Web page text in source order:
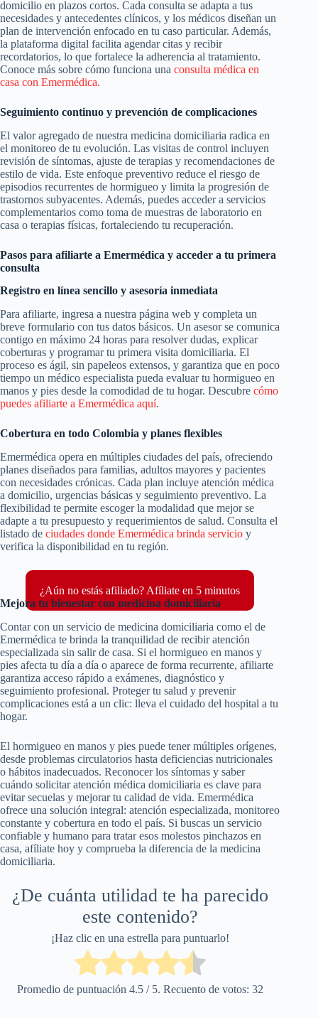
domicilio en plazos cortos. Cada consulta se adapta a tus
necesidades y antecedentes clínicos, y los médicos diseñan un
plan de intervención enfocado en tu caso particular. Además,
la plataforma digital facilita agendar citas y recibir
recordatorios, lo que fortalece la adherencia al tratamiento.
Conoce más sobre cómo funciona una consulta médica en
casa con Emermédica.
Seguimiento continuo y prevención de complicaciones
El valor agregado de nuestra medicina domiciliaria radica en
el monitoreo de tu evolución. Las visitas de control incluyen
revisión de síntomas, ajuste de terapias y recomendaciones de
estilo de vida. Este enfoque preventivo reduce el riesgo de
episodios recurrentes de hormigueo y limita la progresión de
trastornos subyacentes. Además, puedes acceder a servicios
complementarios como toma de muestras de laboratorio en
casa o terapias físicas, fortaleciendo tu recuperación.
Pasos para afiliarte a Emermédica y acceder a tu primera
consulta
Registro en línea sencillo y asesoría inmediata
Para afiliarte, ingresa a nuestra página web y completa un
breve formulario con tus datos básicos. Un asesor se comunica
contigo en máximo 24 horas para resolver dudas, explicar
coberturas y programar tu primera visita domiciliaria. El
proceso es ágil, sin papeleos extensos, y garantiza que en poco
tiempo un médico especialista pueda evaluar tu hormigueo en
manos y pies desde la comodidad de tu hogar. Descubre cómo
puedes afiliarte a Emermédica aquí.
Cobertura en todo Colombia y planes flexibles
Emermédica opera en múltiples ciudades del país, ofreciendo
planes diseñados para familias, adultos mayores y pacientes
con necesidades crónicas. Cada plan incluye atención médica
a domicilio, urgencias básicas y seguimiento preventivo. La
flexibilidad te permite escoger la modalidad que mejor se
adapte a tu presupuesto y requerimientos de salud. Consulta el
listado de ciudades donde Emermédica brinda servicio y
verifica la disponibilidad en tu región.
¿Aún no estás afiliado? Afíliate en 5 minutos
Mejora tu bienestar con medicina domiciliaria
Contar con un servicio de medicina domiciliaria como el de
Emermédica te brinda la tranquilidad de recibir atención
especializada sin salir de casa. Si el hormigueo en manos y
pies afecta tu día a día o aparece de forma recurrente, afiliarte
garantiza acceso rápido a exámenes, diagnóstico y
seguimiento profesional. Proteger tu salud y prevenir
complicaciones está a un clic: lleva el cuidado del hospital a tu
hogar.
El hormigueo en manos y pies puede tener múltiples orígenes,
desde problemas circulatorios hasta deficiencias nutricionales
o hábitos inadecuados. Reconocer los síntomas y saber
cuándo solicitar atención médica domiciliaria es clave para
evitar secuelas y mejorar tu calidad de vida. Emermédica
ofrece una solución integral: atención especializada, monitoreo
constante y cobertura en todo el país. Si buscas un servicio
confiable y humano para tratar esos molestos pinchazos en
casa, afíliate hoy y comprueba la diferencia de la medicina
domiciliaria.
¿De cuánta utilidad te ha parecido
este contenido?
¡Haz clic en una estrella para puntuarlo!
Promedio de puntuación 4.5/ 5. Recuento de votos: 32